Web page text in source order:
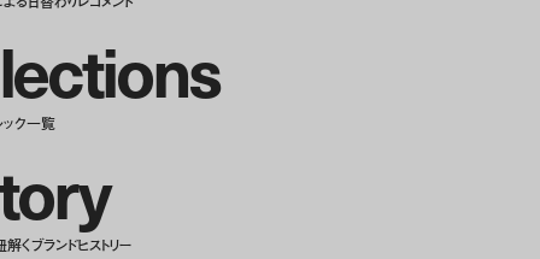
ections
ック一覧
ory
くブランドヒストリー